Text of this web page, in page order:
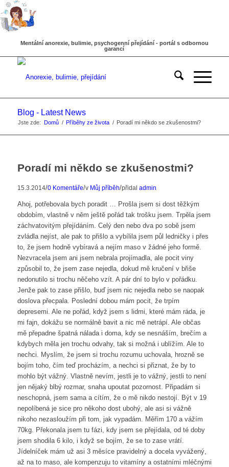
Mentální anorexie, bulimie, psychogenní přejídání - portál s odbornou
garancí
Blog - Latest News
Jste zde: Domů / Příběhy ze života / Poradí mi někdo se zkušenostmi?
Poradí mi někdo se zkušenostmi?
15.3.2014/0 Komentáře/v Můj příběh/přidal admin
Ahoj, potřebovala bych poradit … Prošla jsem si dost těžkým
obdobím, vlastně v něm ještě pořád tak trošku jsem. Trpěla jsem
záchvatovitým přejídáním. Celý den nebo dva po sobě jsem
zvládla nejíst, ale pak to přišlo a vybílila jsem půl ledničky i přes
to, že jsem hodně vybíravá a nejím maso v žádné jeho formě.
Nezvracela jsem ani jsem nebrala projímadla, ale pocit viny
způsobil to, že jsem zase nejedla, dokud mě kručení v břiše
nedonutilo si trochu něčeho vzít. A pár dní to bylo v pořádku.
Jenže pak to zase přišlo, buď jsem nic nejedla nebo se naopak
doslova přecpala. Poslední dobou mám pocit, že trpím
depresemi. Ale ne pořád, když jsem s lidmi, které mám ráda, je
mi fajn, dokážu se normálně bavit a nic mě netrápí. Ale občas
mě přepadne špatná nálada i doma, kdy se nesnáším, brečím a
kdybych měla jen trochu odvahy, tak si možná i ublížím. Ale to
nechci. Myslím, že jsem si trochu rozumu uchovala, hrozně se
bojím toho, čím teď procházím, a nechci si přiznat, že by to
mohlo být vážný. Vlastně nevím, jestli je to vážný, jestli to není
jen nějaký blbý rozmar, snaha upoutat pozornost. Připadám si
neschopná, jsem sama a cítím, že o mě nikdo nestojí. Být v 19
nepolíbená je sice pro někoho dost ubohý, ale asi si vážně
nikoho nezasloužím při tom, jak vypadám. Měřím 170 a vážím
70kg. Překonala jsem tu fázi, kdy jsem se přejídala, od té doby
jsem shodila 6 kilo, i když se bojím, že se to zase vrátí.
Jídelníček mám už asi 3 měsíce pravidelný a docela vyvážený,
až na to maso, ale kompenzuju to vitamíny a ostatními mléčnými